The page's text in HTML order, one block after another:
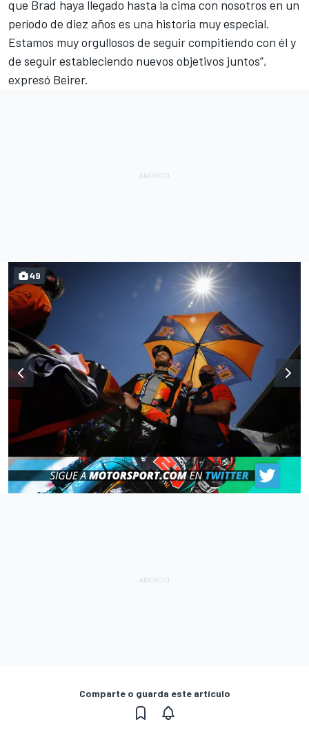
que Brad haya llegado hasta la cima con nosotros en un
período de diez años es una historia muy especial.
Estamos muy orgullosos de seguir compitiendo con él y
de seguir estableciendo nuevos objetivos juntos”,
expresó Beirer.
49
Comparte o guarda este artículo